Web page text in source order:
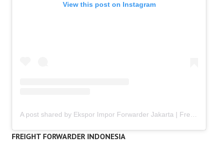
View this post on Instagram
A post shared by Ekspor Impor Forwarder Jakarta | Freight Forwarding Indonesia (@keenamid)
FREIGHT FORWARDER INDONESIA